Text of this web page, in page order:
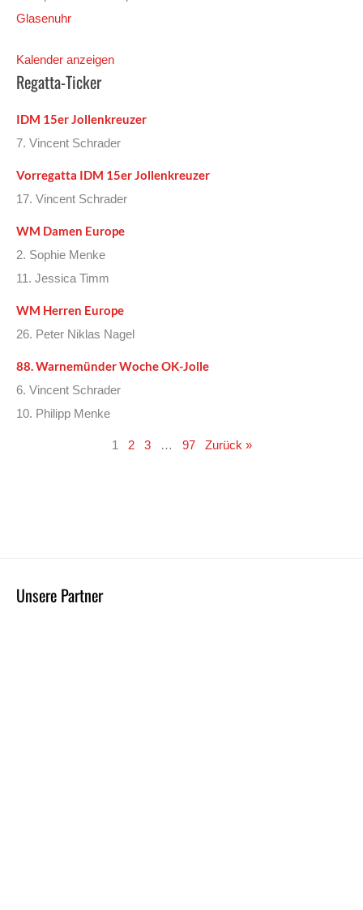
Glasenuhr
Kalender anzeigen
Regatta-Ticker
IDM 15er Jollenkreuzer
7. Vincent Schrader
Vorregatta IDM 15er Jollenkreuzer
17. Vincent Schrader
WM Damen Europe
2. Sophie Menke
11. Jessica Timm
WM Herren Europe
26. Peter Niklas Nagel
88. Warnemünder Woche OK-Jolle
6. Vincent Schrader
10. Philipp Menke
1 2 3 … 97 Zurück »
Unsere Partner